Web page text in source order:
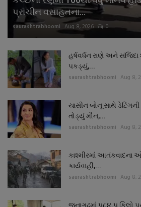
પ્રાચીન વસાહતના...
saurashtrabhoomi Aug 8, 2026 0
હર્ષવર્ધન રાણે અને
પકડ્યું,...
saurashtrabhoomi Aug 8,
યાસીન બોનૂ સાથે
તોડ્યું મૌન,...
saurashtrabhoomi Aug 8,
કાશ્મીરમાં આતંકવાદના
કાર્યવાહી,...
saurashtrabhoomi Aug 8,
જૂનાગઢમાં ૫૮૪.૫ કિલો